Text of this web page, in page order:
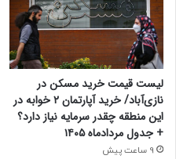
لیست قیمت خرید مسکن در
نازی‌آباد/ خرید آپارتمان ۲ خوابه در
این منطقه چقدر سرمایه نیاز دارد؟
+ جدول مردادماه ۱۴۰۵
9 ساعت پیش